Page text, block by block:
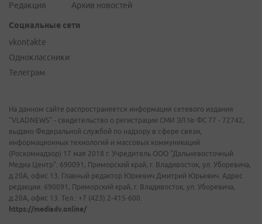
Редакция
Архив новостей
Социальные сети
vkontakte
Одноклассники
Телеграм
На данном сайте распространяется информация сетевого издания
"VLADNEWS" - свидетельство о регистрации СМИ ЭЛ № ФС 77 - 72742,
выдано Федеральной службой по надзору в сфере связи,
информационных технологий и массовых коммуникаций
(Роскомнадзор) 17 мая 2018 г. Учредитель ООО "Дальневосточный
Медиа Центр". 690091, Приморский край, г. Владивосток, ул. Уборевича,
д.20А, офис 13. Главный редактор Юркевич Дмитрий Юрьевич. Адрес
редакции: 690091, Приморский край, г. Владивосток, ул. Уборевича,
д.20А, офис 13. Тел.: +7 (423) 2-415-600.
https://mediadv.online/